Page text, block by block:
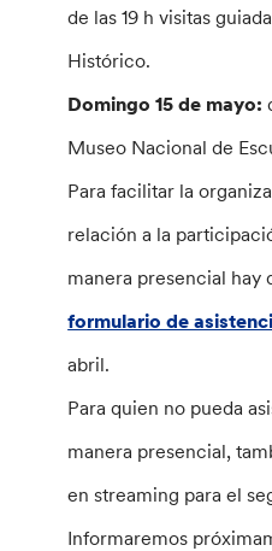
de las 19 h visitas
Histórico.
Domingo 15 de mayo:
Museo Nacional de
Para facilitar la
relación a la
manera presencial hay
formulario de
abril.
Para quien no pueda
manera presencial,
en streaming para el
Informaremos